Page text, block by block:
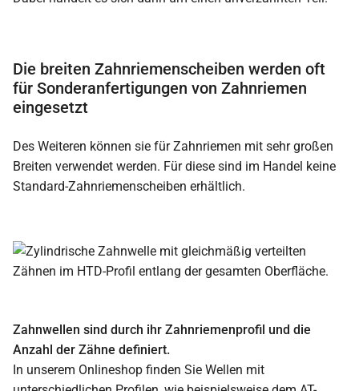
Die breiten Zahnriemenscheiben werden oft
für Sonderanfertigungen von Zahnriemen
eingesetzt
Des Weiteren können sie für Zahnriemen mit sehr großen
Breiten verwendet werden. Für diese sind im Handel keine
Standard-Zahnriemenscheiben erhältlich.
Zahnwellen sind durch ihr Zahnriemenprofil und die
Anzahl der Zähne definiert.
In unserem Onlineshop finden Sie Wellen mit